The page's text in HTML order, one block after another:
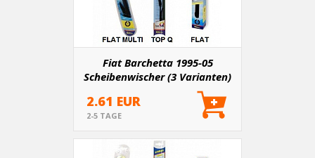
Fiat Barchetta 1995-05
Scheibenwischer (3 Varianten)
2.61 EUR
2-5 TAGE